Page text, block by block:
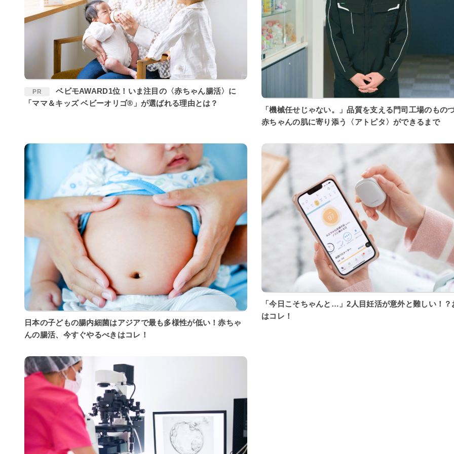
PR
ベビモAWARD1位！いま注目の〈赤ちゃん腸活〉に
「ママ＆キッズ ベビーオリゴ®」が選ばれる理由とは？
「機械任せじゃない。」品質を支える門司工場のもの
赤ちゃんの肌に寄り添う〈アトピタ〉ができるまで
日本の子どもの腸内細菌はアジアで最も多様性が低い！赤ちゃ
んの腸活、今すぐやるべきはコレ！
「今日こそちゃんと…」2人目妊活が意外と難しい！？
はコレ！